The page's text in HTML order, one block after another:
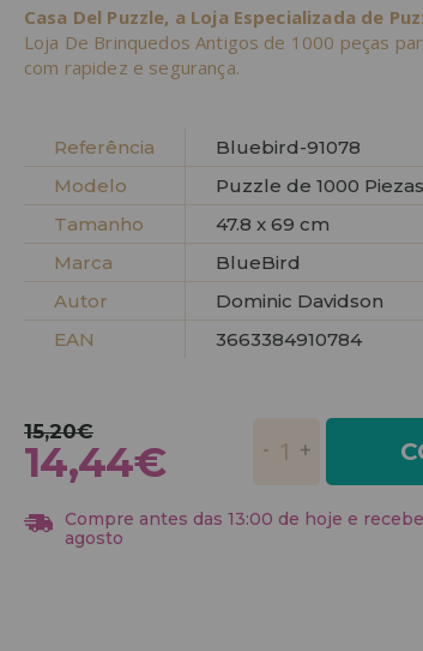
Casa Del Puzzle, a Loja Especializada de
Loja De Brinquedos Antigos de 1000 peças
com rapidez e segurança.
Referência
Bluebird-91078
Modelo
Puzzle de 1000 Piezas
Tamanho
47.8 x 69 cm
Marca
BlueBird
Autor
Dominic Davidson
EAN
3663384910784
15,20€
14,44€
Compre antes das 13:00 de hoje e
agosto